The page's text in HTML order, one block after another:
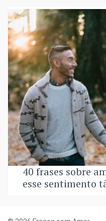
40 frases sobre
esse sentimento